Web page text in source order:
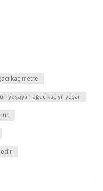
kaç metre
yaşayan ağaç kaç yıl yaşar